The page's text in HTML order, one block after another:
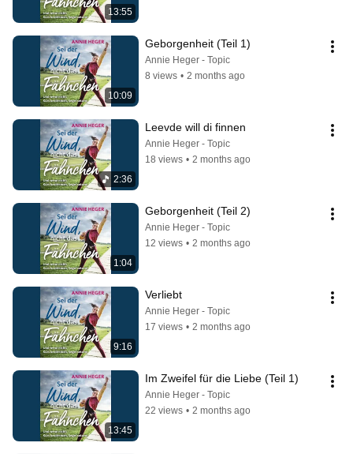
13:55
10:09
Geborgenheit (Teil 1)
Annie Heger - Topic
8 views • 2 months ago
2:36
Leevde will di finnen
Annie Heger - Topic
18 views • 2 months ago
1:04
Geborgenheit (Teil 2)
Annie Heger - Topic
12 views • 2 months ago
9:16
Verliebt
Annie Heger - Topic
17 views • 2 months ago
13:45
Im Zweifel für die Liebe (Teil 1)
Annie Heger - Topic
22 views • 2 months ago